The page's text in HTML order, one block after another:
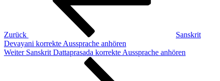
Zurück
Sanskrit
Devayani korrekte Aussprache anhören
Nächster
Weiter Sanskrit Dattaprasada korrekte Aussprache anhören